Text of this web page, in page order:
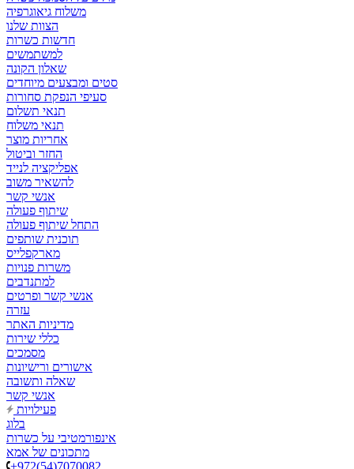
משלוח גיאוגרפיה
הצוות שלנו
חדשות כשרות
למשתמשים
שאלון הקונה
סטים ומבצעים מיוחדים
סעיפי הנפקת סחורות
תנאי תשלום
תנאי משלוח
אחריות מוצר
החזר וביטול
אפליקציה לנייד
להשאיר משוב
אנשי קשר
שיתוף פעולה
התחל שיתוף פעולה
תוכנית שותפים
מארקפלייס
משרות פנויות
למתנדבים
אנשי קשר ופרטים
עזרה
מדיניות האתר
כללי שירות
מסמכים
אישורים ורישיונות
שאלה ותשובה
אנשי קשר
פעילויות
בלוג
אינפורמטיבי על כשרות
מתכונים של אמא
+972(54)7070082